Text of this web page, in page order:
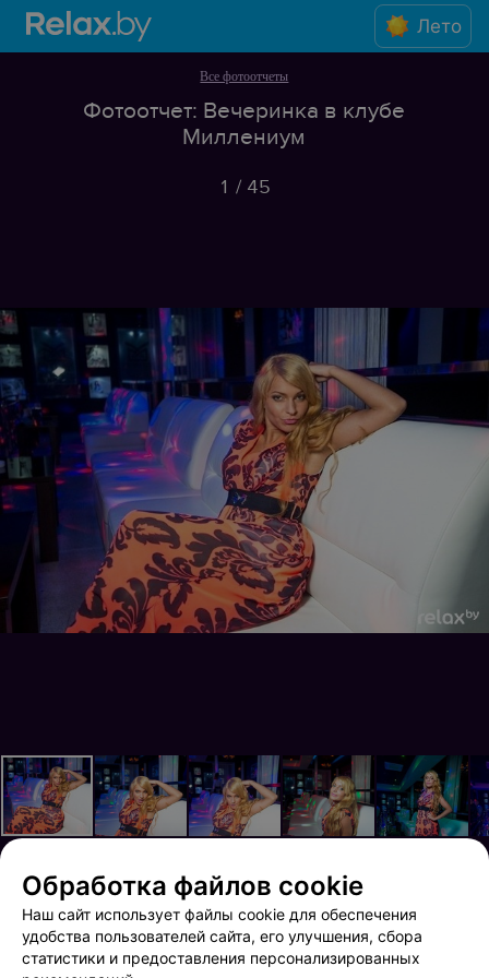
Лето
Все фотоотчеты
Фотоотчет: Вечеринка в клубе
Миллениум
1 / 45
Вечеринка в клубе Next Вечеринка в клубе Опера!
Обработка файлов cookie
Наш сайт использует файлы cookie для обеспечения
удобства пользователей сайта, его улучшения, сбора
статистики и предоставления персонализированных